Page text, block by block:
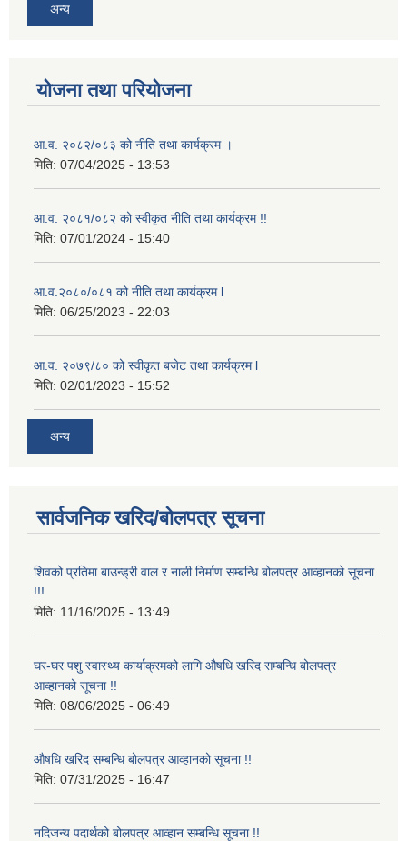
अन्य
योजना तथा परियोजना
आ.व. २०८२/०८३ को नीति तथा कार्यक्रम ।
मिति: 07/04/2025 - 13:53
आ.व. २०८१/०८२ को स्वीकृत नीति तथा कार्यक्रम !!
मिति: 07/01/2024 - 15:40
आ.व.२०८०/०८१ को नीति तथा कार्यक्रम l
मिति: 06/25/2023 - 22:03
आ.व. २०७९/८० को स्वीकृत बजेट तथा कार्यक्रम l
मिति: 02/01/2023 - 15:52
अन्य
सार्वजनिक खरिद/बोलपत्र सूचना
शिवको प्रतिमा बाउन्ड्री वाल र नाली निर्माण सम्बन्धि बोलपत्र आव्हानको सूचना
!!!
मिति: 11/16/2025 - 13:49
घर-घर पशु स्वास्थ्य कार्याक्रमको लागि औषधि खरिद सम्बन्धि बोलपत्र
आव्हानको सूचना !!
मिति: 08/06/2025 - 06:49
औषधि खरिद सम्बन्धि बोलपत्र आव्हानको सूचना !!
मिति: 07/31/2025 - 16:47
नदिजन्य पदार्थको बोलपत्र आव्हान सम्बन्धि सूचना !!